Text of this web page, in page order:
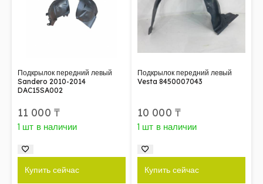
Подкрылок передний левый
Sandero 2010-2014
DAC15SA002
11 000 ₸
1 шт в наличии
Купить сейчас
Подкрылок передний левый
Vesta 8450007043
10 000 ₸
1 шт в наличии
Купить сейчас